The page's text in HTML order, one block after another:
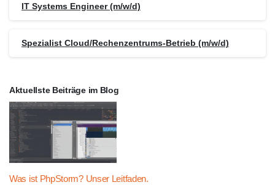
IT Systems Engineer (m/w/d)
Spezialist Cloud/Rechenzentrums-Betrieb (m/w/d)
Aktuellste Beiträge im Blog
Was ist PhpStorm? Unser Leitfaden.